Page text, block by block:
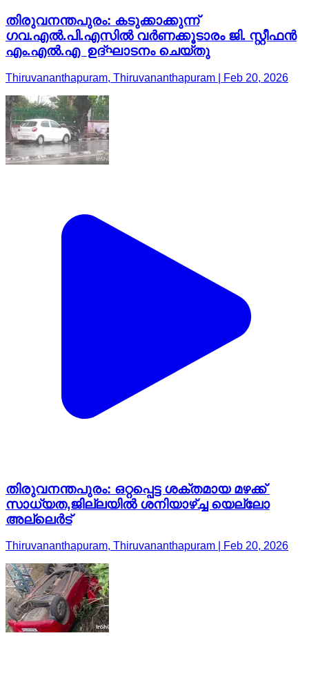
തിരുവനന്തപുരം: കടുക്കാക്കുന്ന്
ഗവ.എല്‍.പി.എസില്‍ വര്‍ണക്കൂടാരം ജി. സ്റ്റീഫന്‍
എം.എല്‍.എ ഉദ്ഘാടനം ചെയ്തു
Thiruvananthapuram, Thiruvananthapuram | Feb 20, 2026
തിരുവനന്തപുരം: ഒറ്റപ്പെട്ട ശക്തമായ മഴക്ക്
സാധ്യത,ജില്ലയിൽ ശനിയാഴ്ച്ച യെല്ലോ
അല്ലെർട്
Thiruvananthapuram, Thiruvananthapuram | Feb 20, 2026